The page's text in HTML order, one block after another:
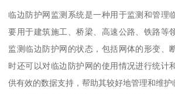
临边防护网监测系统是一种用于监测和管理
要用于建筑施工、桥梁、高速公路、铁路等
监测临边防护网的状态，包括网体的形变、
时还可以对临边防护网的使用情况进行统计
供有效的数据支持，帮助其较好地管理和维护